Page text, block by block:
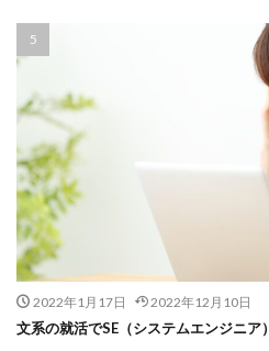
2022年1月17日 2022年12月10日
文系の就活でSE（システムエンジニア